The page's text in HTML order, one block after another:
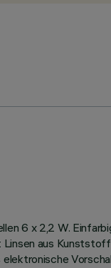
6 x 2,2 W.
aus
elektronische